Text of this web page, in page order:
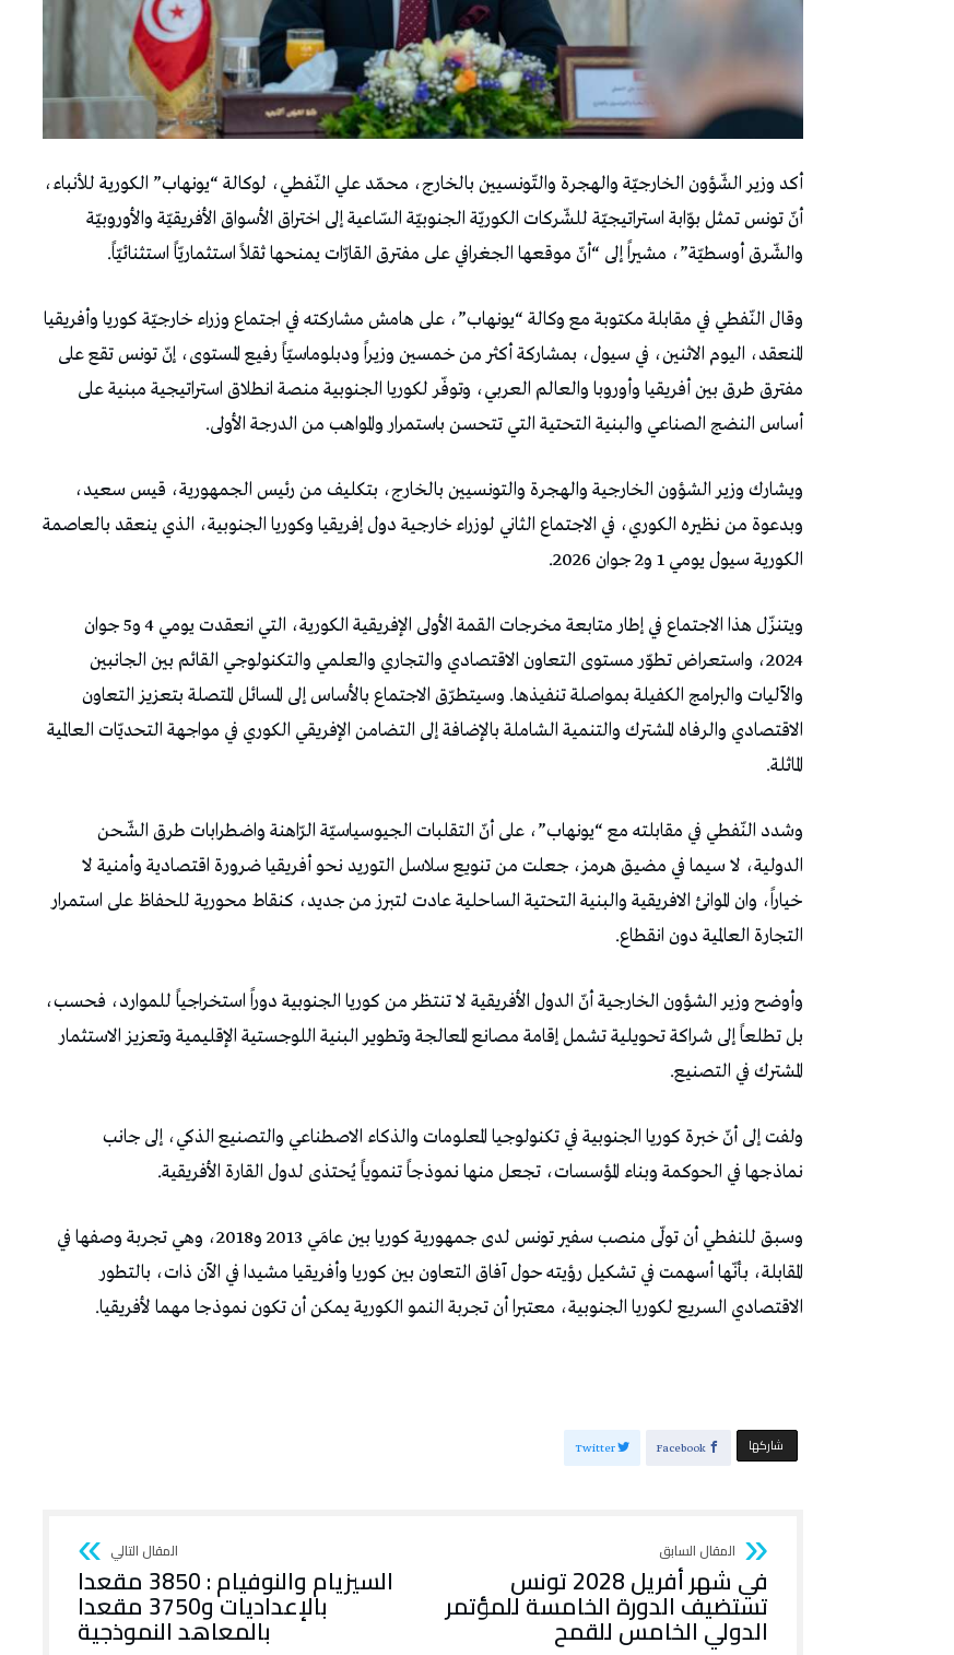
أكد وزير الشّؤون الخارجيّة والهجرة والتّونسيين بالخارج، محمّد علي النّفطي، لوكالة “يونهاب” الكورية للأنباء،
أنّ تونس تمثل بوّابة استراتيجيّة للشّركات الكوريّة الجنوبيّة السّاعية إلى اختراق الأسواق الأفريقيّة والأوروبيّة
والشّرق أوسطيّة”، مشيراً إلى “أنّ موقعها الجغرافي على مفترق القارّات يمنحها ثقلاً استثماريّاً استثنائيّاً.
وقال النّفطي في مقابلة مكتوبة مع وكالة “يونهاب”، على هامش مشاركته في اجتماع وزراء خارجيّة كوريا وأفريقيا
المنعقد، اليوم الاثنين، في سيول، بمشاركة أكثر من خمسين وزيراً ودبلوماسيّاً رفيع المستوى، إنّ تونس تقع على
مفترق طرق بين أفريقيا وأوروبا والعالم العربي، وتوفّر لكوريا الجنوبية منصة انطلاق استراتيجية مبنية على
أساس النضج الصناعي والبنية التحتية التي تتحسن باستمرار والمواهب من الدرجة الأولى.
ويشارك وزير الشؤون الخارجية والهجرة والتونسيين بالخارج، بتكليف من رئيس الجمهورية، قيس سعيد،
وبدعوة من نظيره الكوري، في الاجتماع الثاني لوزراء خارجية دول إفريقيا وكوريا الجنوبية، الذي ينعقد بالعاصمة
الكورية سيول يومي 1 و2 جوان 2026.
ويتنزّل هذا الاجتماع في إطار متابعة مخرجات القمة الأولى الإفريقية الكورية، التي انعقدت يومي 4 و5 جوان
2024، واستعراض تطوّر مستوى التعاون الاقتصادي والتجاري والعلمي والتكنولوجي القائم بين الجانبين
والآليات والبرامج الكفيلة بمواصلة تنفيذها. وسيتطرّق الاجتماع بالأساس إلى المسائل المتصلة بتعزيز التعاون
الاقتصادي والرفاه المشترك والتنمية الشاملة بالإضافة إلى التضامن الإفريقي الكوري في مواجهة التحديّات العالمية
الماثلة.
وشدد النّفطي في مقابلته مع “يونهاب”، على أنّ التقلبات الجيوسياسيّة الرّاهنة واضطرابات طرق الشّحن
الدولية، لا سيما في مضيق هرمز، جعلت من تنويع سلاسل التوريد نحو أفريقيا ضرورة اقتصادية وأمنية لا
خياراً، وان الموانئ الافريقية والبنية التحتية الساحلية عادت لتبرز من جديد، كنقاط محورية للحفاظ على استمرار
التجارة العالمية دون انقطاع.
وأوضح وزير الشؤون الخارجية أنّ الدول الأفريقية لا تنتظر من كوريا الجنوبية دوراً استخراجياً للموارد، فحسب،
بل تطلعاً إلى شراكة تحويلية تشمل إقامة مصانع المعالجة وتطوير البنية اللوجستية الإقليمية وتعزيز الاستثمار
المشترك في التصنيع.
ولفت إلى أنّ خبرة كوريا الجنوبية في تكنولوجيا المعلومات والذكاء الاصطناعي والتصنيع الذكي، إلى جانب
نماذجها في الحوكمة وبناء المؤسسات، تجعل منها نموذجاً تنموياً يُحتذى لدول القارة الأفريقية.
وسبق للنفطي أن تولّى منصب سفير تونس لدى جمهورية كوريا بين عامَي 2013 و2018، وهي تجربة وصفها في
المقابلة، بأنّها أسهمت في تشكيل رؤيته حول آفاق التعاون بين كوريا وأفريقيا مشيدا في الآن ذات، بالتطور
الاقتصادي السريع لكوريا الجنوبية، معتبرا أن تجربة النمو الكورية يمكن أن تكون نموذجا مهما لأفريقيا.
‫‫ شاركها‬ Facebook
Twitter
في شهر أفريل 2028 تونس
تستضيف الدورة الخامسة للمؤتمر
الدولي الخامس للقمح
السيزيام والنوفيام : 3850 مقعدا
بالإعداديات و3750 مقعدا
بالمعاهد النموذجية